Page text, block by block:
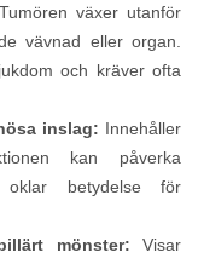
Tumören växer utanför
vävnad eller organ.
och kräver ofta
inslag: Innehåller
kan påverka
betydelse för
mönster: Visar